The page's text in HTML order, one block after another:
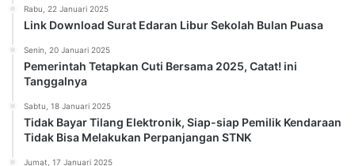
Rabu, 22 Januari 2025
Link Download Surat Edaran Libur Sekolah Bulan Puasa
Senin, 20 Januari 2025
Pemerintah Tetapkan Cuti Bersama 2025, Catat! ini
Tanggalnya
Sabtu, 18 Januari 2025
Tidak Bayar Tilang Elektronik, Siap-siap Pemilik Kendaraan
Tidak Bisa Melakukan Perpanjangan STNK
Jumat, 17 Januari 2025